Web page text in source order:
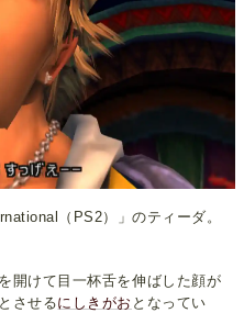
（PS2）」のティーダ。
開けて目一杯舌を伸ばした顔が
させるにしきがお となってい